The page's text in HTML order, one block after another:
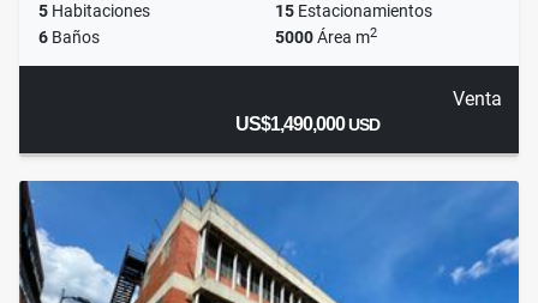
5 Habitaciones 15 Estacionamientos
6 Baños 5000Área m2
Venta
US$1,490,000USD